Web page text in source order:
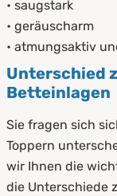
• saugstark
• geräuscharm
• atmungsaktiv
Unterschied
Betteinlagen
Sie fragen sich
Toppern
wir Ihnen die
die Unterschiede